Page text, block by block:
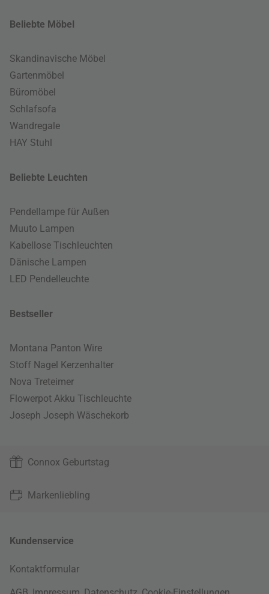
Beliebte Möbel
Skandinavische Möbel
Gartenmöbel
Büromöbel
Schlafsofa
Wandregale
HAY Stuhl
Beliebte Leuchten
Pendellampe für Außen
Muuto Lampen
Kabellose Tischleuchten
Dänische Lampen
LED Pendelleuchte
Bestseller
Montana Panton Wire
Stoff Nagel Kerzenhalter
Nova Treteimer
Flowerpot Akku Tischleuchte
Joseph Joseph Wäschekorb
Connox Geburtstag
Markenliebling
Kundenservice
Kontaktformular